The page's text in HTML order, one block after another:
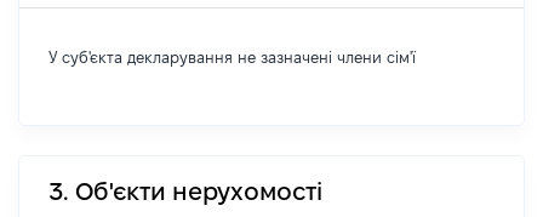
У суб'єкта декларування не зазначені члени сім'ї
3. Об'єкти нерухомості